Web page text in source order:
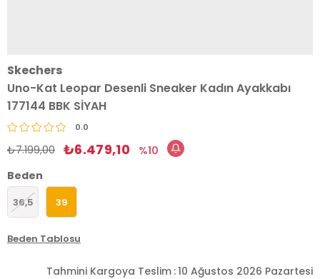
Skechers
Uno-Kat Leopar Desenli Sneaker Kadın Ayakkabı
177144 BBK SİYAH
0.0
₺7.199,00 ₺6.479,10
10
Beden
36,5 39
Beden Tablosu
Tahmini Kargoya Teslim :10 Ağustos 2026 Pazartesi